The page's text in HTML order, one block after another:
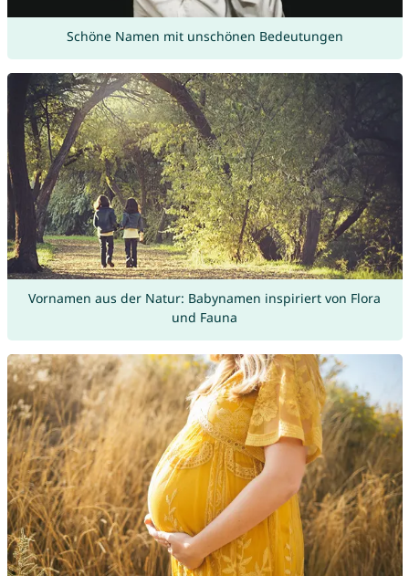
Schöne Namen mit unschönen Bedeutungen
Vornamen aus der Natur: Babynamen inspiriert von Flora
und Fauna